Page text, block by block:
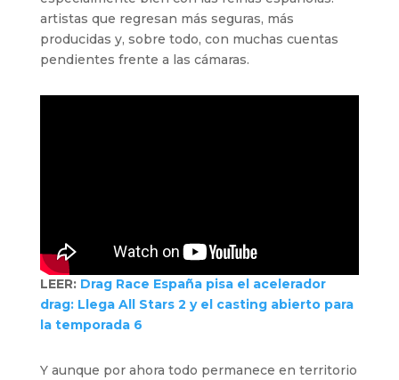
artistas que regresan más seguras, más
producidas y, sobre todo, con muchas cuentas
pendientes frente a las cámaras.
LEER: Drag Race España pisa el acelerador
drag: Llega All Stars 2 y el casting abierto para
la temporada 6
Y aunque por ahora todo permanece en territorio